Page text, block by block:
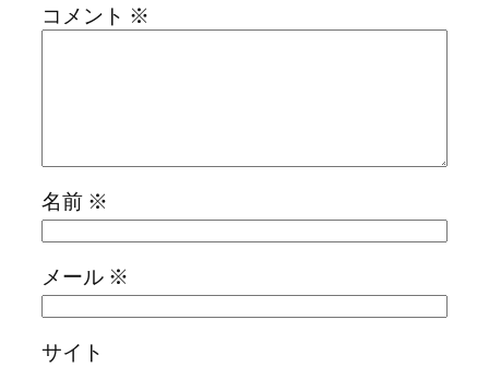
コメント ※
名前 ※
メール ※
サイト